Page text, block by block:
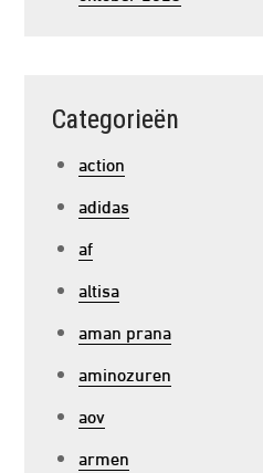
Categorieën
action
adidas
af
altisa
aman prana
aminozuren
aov
armen